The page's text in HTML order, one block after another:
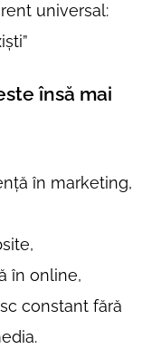
universal:
însă mai
în marketing,
în online,
constant fără